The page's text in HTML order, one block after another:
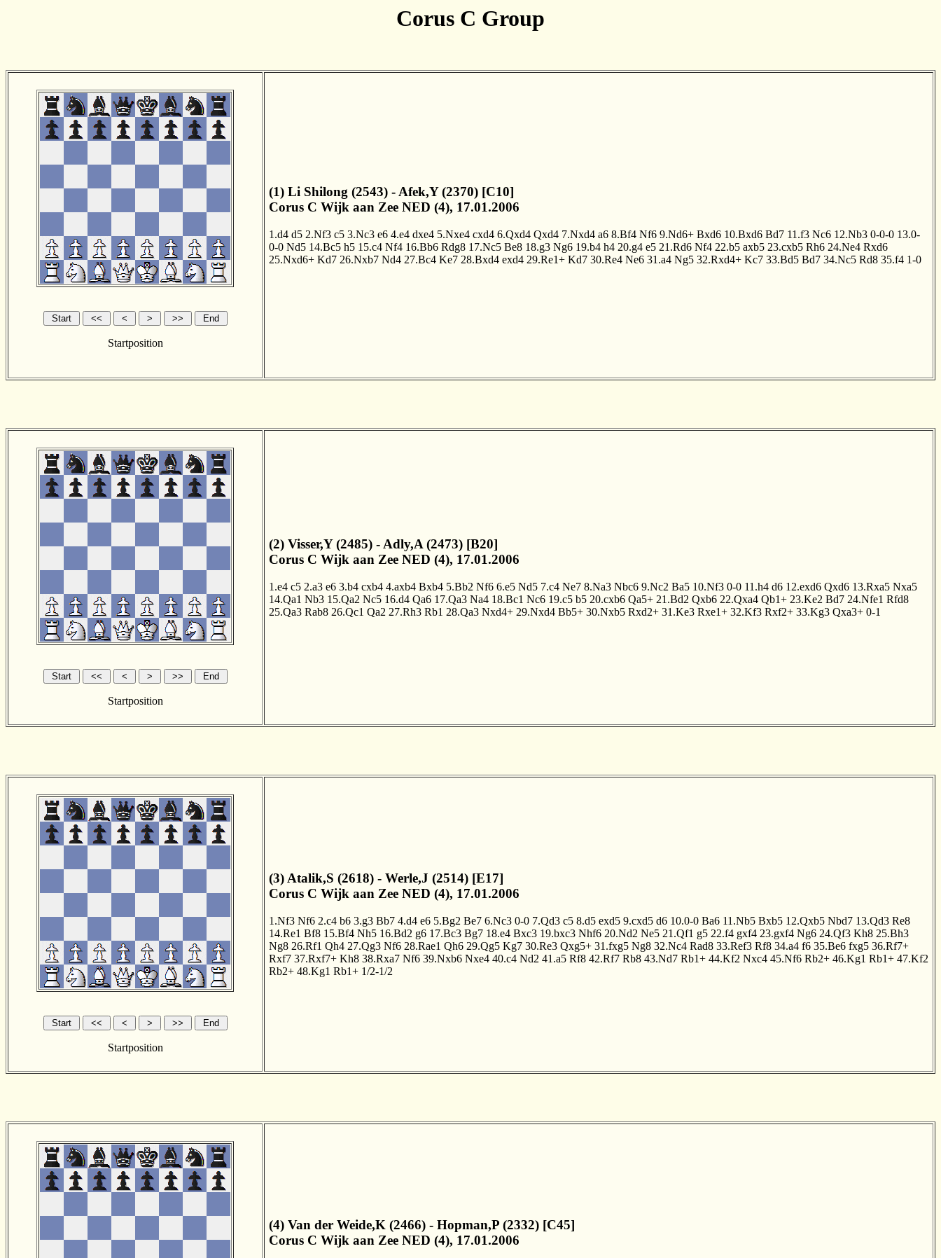
Corus C Group
Startposition
(1) Li Shilong (2543) - Afek,Y (2370) [C10]
Corus C Wijk aan Zee NED (4), 17.01.2006
1.d4 d5 2.Nf3 c5 3.Nc3 e6 4.e4 dxe4 5.Nxe4 cxd4 6.Qxd4 Qxd4 7.Nxd4 a6 8.Bf4 Nf6 9.Nd6+ Bxd6 10.Bxd6 Bd7 11.f3 Nc6 12.Nb3 0-0-0 13.0-
0-0 Nd5 14.Bc5 h5 15.c4 Nf4 16.Bb6 Rdg8 17.Nc5 Be8 18.g3 Ng6 19.b4 h4 20.g4 e5 21.Rd6 Nf4 22.b5 axb5 23.cxb5 Rh6 24.Ne4 Rxd6
25.Nxd6+ Kd7 26.Nxb7 Nd4 27.Bc4 Ke7 28.Bxd4 exd4 29.Re1+ Kd7 30.Re4 Ne6 31.a4 Ng5 32.Rxd4+ Kc7 33.Bd5 Bd7 34.Nc5 Rd8 35.f4 1-0
Startposition
(2) Visser,Y (2485) - Adly,A (2473) [B20]
Corus C Wijk aan Zee NED (4), 17.01.2006
1.e4 c5 2.a3 e6 3.b4 cxb4 4.axb4 Bxb4 5.Bb2 Nf6 6.e5 Nd5 7.c4 Ne7 8.Na3 Nbc6 9.Nc2 Ba5 10.Nf3 0-0 11.h4 d6 12.exd6 Qxd6 13.Rxa5 Nxa5
14.Qa1 Nb3 15.Qa2 Nc5 16.d4 Qa6 17.Qa3 Na4 18.Bc1 Nc6 19.c5 b5 20.cxb6 Qa5+ 21.Bd2 Qxb6 22.Qxa4 Qb1+ 23.Ke2 Bd7 24.Nfe1 Rfd8
25.Qa3 Rab8 26.Qc1 Qa2 27.Rh3 Rb1 28.Qa3 Nxd4+ 29.Nxd4 Bb5+ 30.Nxb5 Rxd2+ 31.Ke3 Rxe1+ 32.Kf3 Rxf2+ 33.Kg3 Qxa3+ 0-1
Startposition
(3) Atalik,S (2618) - Werle,J (2514) [E17]
Corus C Wijk aan Zee NED (4), 17.01.2006
1.Nf3 Nf6 2.c4 b6 3.g3 Bb7 4.d4 e6 5.Bg2 Be7 6.Nc3 0-0 7.Qd3 c5 8.d5 exd5 9.cxd5 d6 10.0-0 Ba6 11.Nb5 Bxb5 12.Qxb5 Nbd7 13.Qd3 Re8
14.Re1 Bf8 15.Bf4 Nh5 16.Bd2 g6 17.Bc3 Bg7 18.e4 Bxc3 19.bxc3 Nhf6 20.Nd2 Ne5 21.Qf1 g5 22.f4 gxf4 23.gxf4 Ng6 24.Qf3 Kh8 25.Bh3
Ng8 26.Rf1 Qh4 27.Qg3 Nf6 28.Rae1 Qh6 29.Qg5 Kg7 30.Re3 Qxg5+ 31.fxg5 Ng8 32.Nc4 Rad8 33.Ref3 Rf8 34.a4 f6 35.Be6 fxg5 36.Rf7+
Rxf7 37.Rxf7+ Kh8 38.Rxa7 Nf6 39.Nxb6 Nxe4 40.c4 Nd2 41.a5 Rf8 42.Rf7 Rb8 43.Nd7 Rb1+ 44.Kf2 Nxc4 45.Nf6 Rb2+ 46.Kg1 Rb1+ 47.Kf2
Rb2+ 48.Kg1 Rb1+ 1/2-1/2
(4) Van der Weide,K (2466) - Hopman,P (2332) [C45]
Corus C Wijk aan Zee NED (4), 17.01.2006